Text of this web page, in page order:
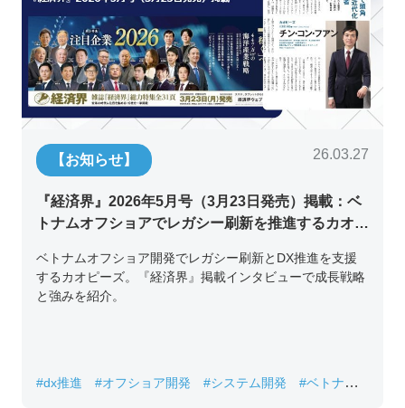
【お知らせ】 26.03.27
『経済界』2026年5月号（3月23日発売）掲載：ベ
トナムオフショアでレガシー刷新を推進するカオピ
ベトナムオフショア開発でレガシー刷新とDX推進を支援
するカオピーズ。『経済界』掲載インタビューで成長戦略
と強みを紹介。
#dx推進 #オフショア開発 #システム開発
#ベトナムIT